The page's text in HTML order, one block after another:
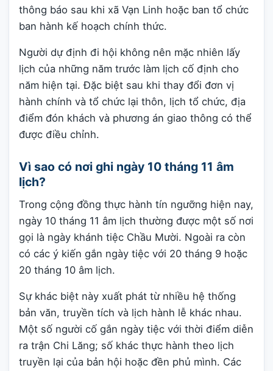
thông báo sau khi xã Vạn Linh hoặc ban tổ chức
ban hành kế hoạch chính thức.
Người dự định đi hội không nên mặc nhiên lấy
lịch của những năm trước làm lịch cố định cho
năm hiện tại. Đặc biệt sau khi thay đổi đơn vị
hành chính và tổ chức lại thôn, lịch tổ chức, địa
điểm đón khách và phương án giao thông có thể
được điều chỉnh.
Vì sao có nơi ghi ngày 10 tháng 11 âm
lịch?
Trong cộng đồng thực hành tín ngưỡng hiện nay,
ngày 10 tháng 11 âm lịch thường được một số nơi
gọi là ngày khánh tiệc Chầu Mười. Ngoài ra còn
có các ý kiến gắn ngày tiệc với 20 tháng 9 hoặc
20 tháng 10 âm lịch.
Sự khác biệt này xuất phát từ nhiều hệ thống
bản văn, truyền tích và lịch hành lễ khác nhau.
Một số người cố gắn ngày tiệc với thời điểm diễn
ra trận Chi Lăng; số khác thực hành theo lịch
truyền lại của bản hội hoặc đền phủ mình. Các